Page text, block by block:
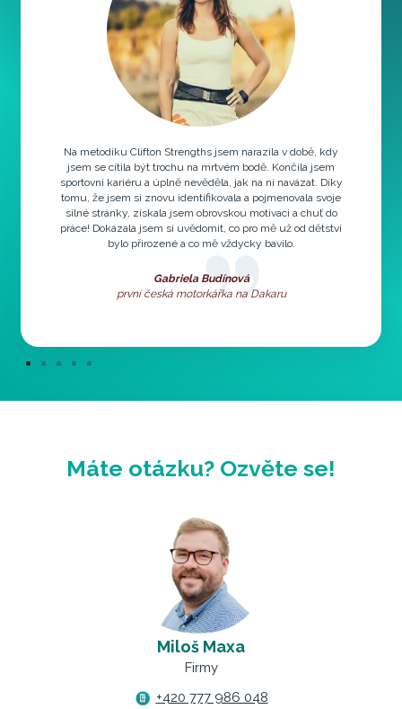
Na metodiku Clifton Strengths jsem narazila v době, kdy
jsem se cítila být trochu na mrtvém bodě. Končila jsem
sportovní kariéru a úplně nevěděla, jak na ni navázat. Díky
tomu, že jsem si znovu identifikovala a pojmenovala svoje
silné stránky, získala jsem obrovskou motivaci a chuť do
práce! Dokázala jsem si uvědomit, co pro mě už od dětství
bylo přirozené a co mě vždycky bavilo.
Gabriela Budínová
první česká motorkářka na Dakaru
Máte otázku? Ozvěte se!
Miloš Maxa
Firmy
+420 777 986 048